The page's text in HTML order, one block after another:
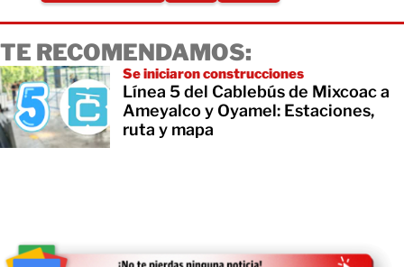
TE RECOMENDAMOS:
Se iniciaron construcciones
Línea 5 del Cablebús de Mixcoac a
Ameyalco y Oyamel: Estaciones,
ruta y mapa